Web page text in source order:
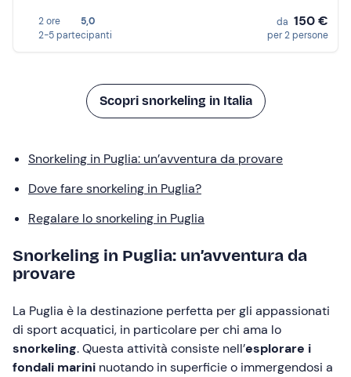
2 ore
5,0
2-5 partecipanti
da 150 €
per 2 persone
Scopri snorkeling in Italia
Snorkeling in Puglia: un’avventura da provare
Dove fare snorkeling in Puglia?
Regalare lo snorkeling in Puglia
Snorkeling in Puglia: un’avventura da
provare
La Puglia è la destinazione perfetta per gli appassionati
di sport acquatici, in particolare per chi ama lo
snorkeling. Questa attività consiste nell’esplorare i
fondali marini nuotando in superficie o immergendosi a